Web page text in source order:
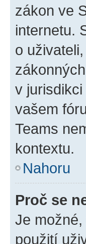
zákon ve
internetu.
o
v
vašem
Teams
kontextu.
Nahoru
Proč se
Je
použití